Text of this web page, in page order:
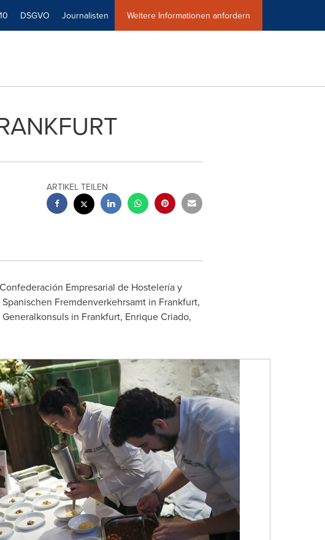
DSGVO Journalisten Weitere Informationen anfordern
ARTIKEL TEILEN
Empresarial de Hostelería y
Fremdenverkehrsamt in Frankfurt,
in Frankfurt, Enrique Criado,